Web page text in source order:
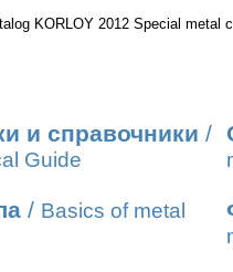
KORLOY 2012 Special metal
и справочники /
Guide
/ Basics of metal